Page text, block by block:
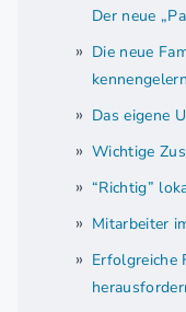
Der neue
Die neue
Das eigene
Wichtige
“Richtig”
Mitarbeiter
Erfolgreiche